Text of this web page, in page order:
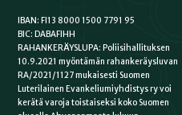
IBAN: FI13 8000 1500 7791 95
BIC: DABAFIHH
RAHANKERÄYSLUPA: Poliisihallituksen
10.9.2021 myöntämän rahankeräysluvan
RA/2021/1127 mukaisesti Suomen
Luterilainen Evankeliumiyhdistys ry voi
kerätä varoja toistaiseksi koko Suomen